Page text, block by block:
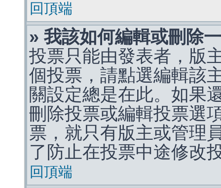
回頂端
» 我該如何編輯或刪除
投票只能由發表者，版
個投票，請點選編輯該
關設定總是在此。如果
刪除投票或編輯投票選
票，就只有版主或管理
了防止在投票中途修改
回頂端